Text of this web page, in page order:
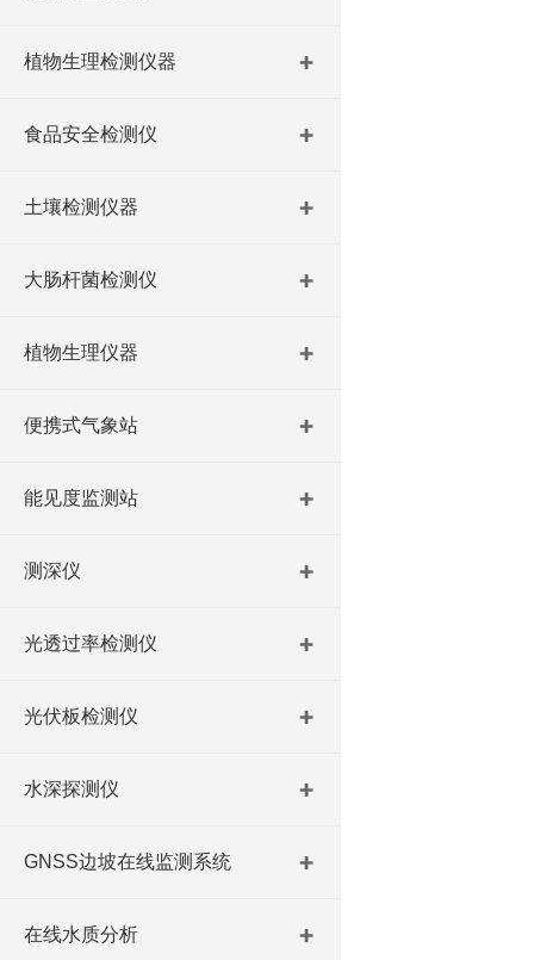
植物生理检测仪器
食品安全检测仪
土壤检测仪器
大肠杆菌检测仪
植物生理仪器
便携式气象站
能见度监测站
测深仪
光透过率检测仪
光伏板检测仪
水深探测仪
GNSS边坡在线监测系统
在线水质分析